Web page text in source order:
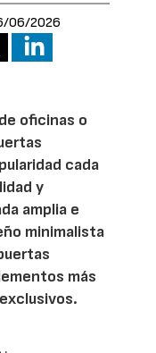
06/2026
oficinas o
cada
y
amplia e
minimalista
más